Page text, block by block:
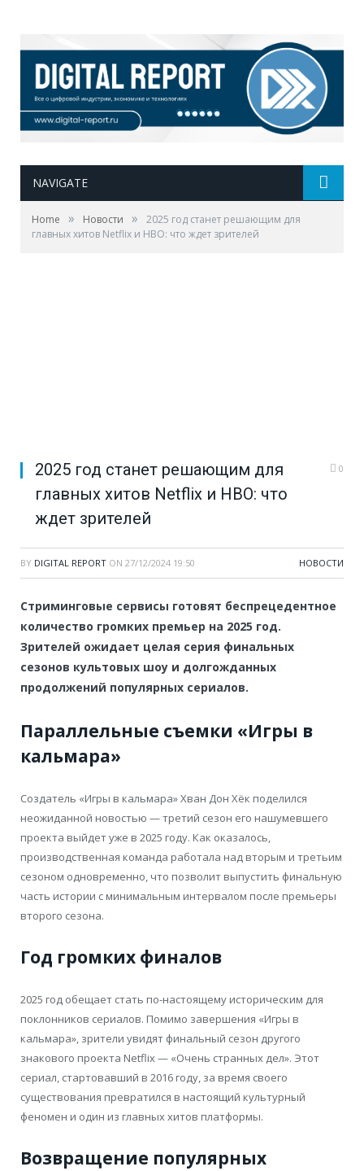
NAVIGATE
Home » Новости »
2025 год станет решающим для
главных хитов Netflix и HBO: что ждет зрителей
2025 год станет решающим для
главных хитов Netflix и HBO: что
ждет зрителей
0
BY DIGITAL REPORT ON 27/12/2024 19:50 НОВОСТИ
Стриминговые сервисы готовят беспрецедентное
количество громких премьер на 2025 год.
Зрителей ожидает целая серия финальных
сезонов культовых шоу и долгожданных
продолжений популярных сериалов.
Параллельные съемки «Игры в
кальмара»
Создатель «Игры в кальмара» Хван Дон Хёк поделился
неожиданной новостью — третий сезон его нашумевшего
проекта выйдет уже в 2025 году. Как оказалось,
производственная команда работала над вторым и третьим
сезоном одновременно, что позволит выпустить финальную
часть истории с минимальным интервалом после премьеры
второго сезона.
Год громких финалов
2025 год обещает стать по-настоящему историческим для
поклонников сериалов. Помимо завершения «Игры в
кальмара», зрители увидят финальный сезон другого
знакового проекта Netflix — «Очень странных дел». Этот
сериал, стартовавший в 2016 году, за время своего
существования превратился в настоящий культурный
феномен и один из главных хитов платформы.
Возвращение популярных